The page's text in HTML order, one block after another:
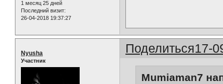
1 месяц 25 дней
Последний визит:
26-04-2018 19:37:27
Поделиться17-
Nyusha
Участник
Mumiaman7